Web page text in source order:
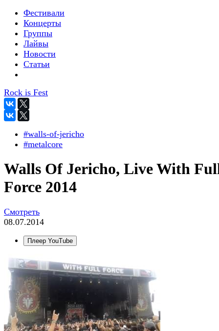
Фестивали
Концерты
Группы
Лайвы
Новости
Статьи
Rock is Fest
#walls-of-jericho
#metalcore
Walls Of Jericho, Live With
Force 2014
Смотреть
08.07.2014
Плеер YouTube